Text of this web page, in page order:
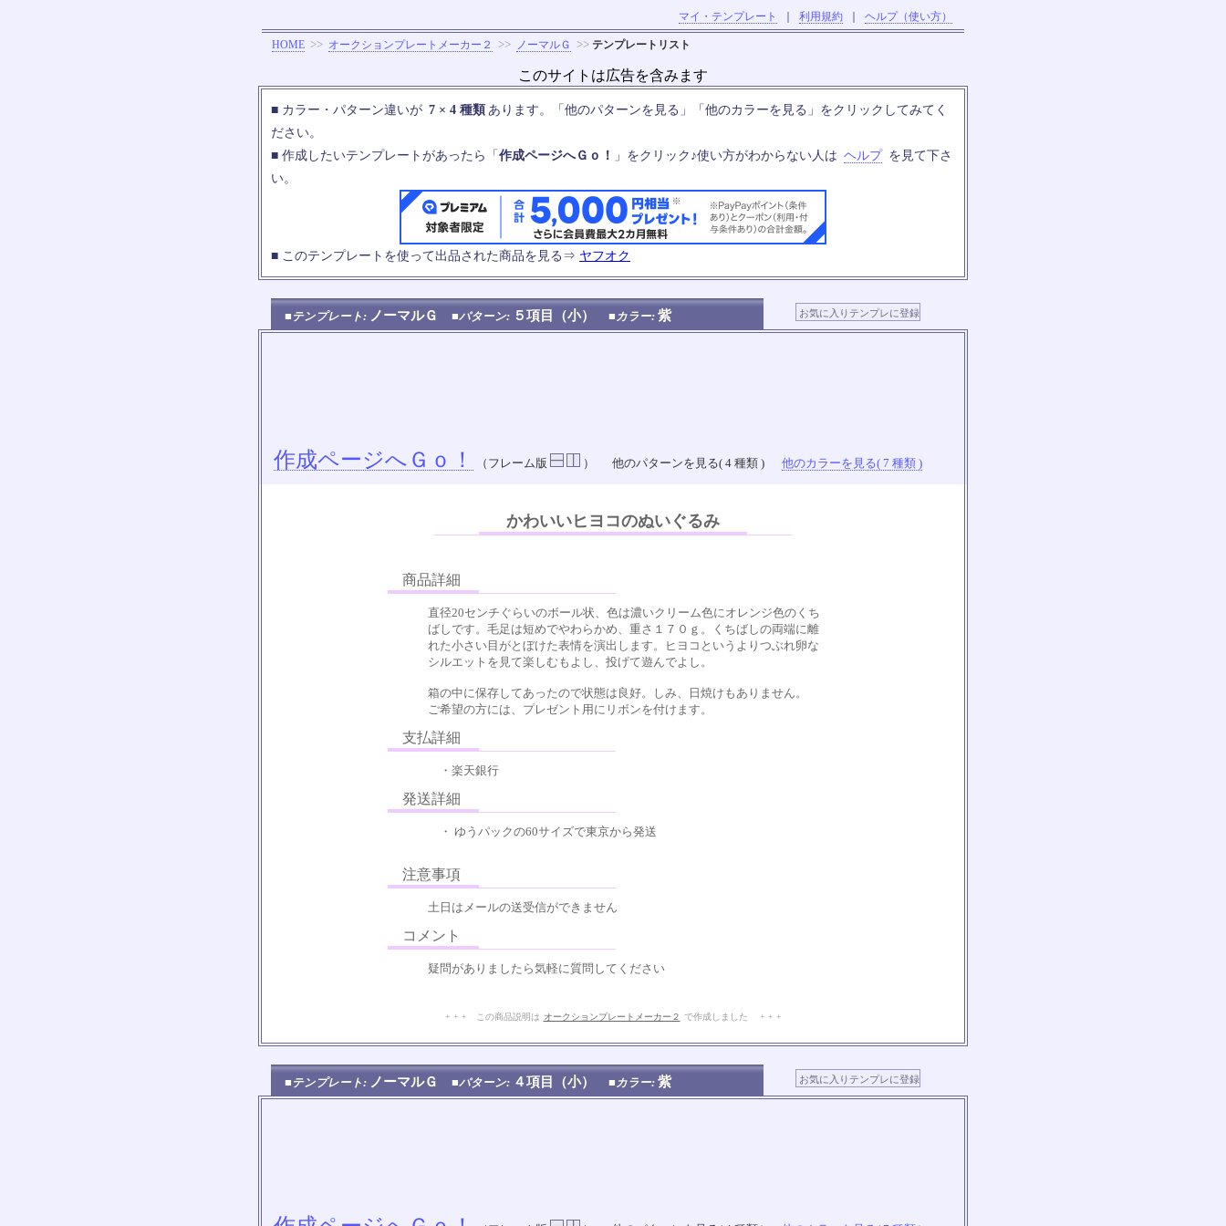
マイ・テンプレート 利用規約 ヘルプ（使い方）
HOME >> オークションプレートメーカー２ >> ノーマルＧ >> テンプレートリスト
このサイトは広告を含みます
■ カラー・パターン違いが 7 × 4 種類 あります。「他のパターンを見る」「他のカラーを見る」をクリックしてみてく
ださい。
■ 作成したいテンプレートがあったら「 作成ページへＧｏ！ 」をクリック♪使い方がわからない人は ヘルプ を見て下さ
い。
■ このテンプレートを使って出品された商品を見る⇒ ヤフオク
■テンプレート: ノーマルＧ ■パターン: ５項目（小） ■カラー: 紫
作成ページへＧｏ！ （フレーム版 ） 他のパターンを見る( 4 種類 ) 他のカラーを見る( 7 種類 )
かわいいヒヨコのぬいぐるみ
商品詳細
直径20センチぐらいのボール状、色は濃いクリーム色にオレンジ色のくち
ばしです。毛足は短めでやわらかめ、重さ１７０ｇ。くちばしの両端に離
れた小さい目がとぼけた表情を演出します。ヒヨコというよりつぶれ卵な
シルエットを見て楽しむもよし、投げて遊んでよし。
箱の中に保存してあったので状態は良好。しみ、日焼けもありません。
ご希望の方には、プレゼント用にリボンを付けます。
支払詳細
・楽天銀行
発送詳細
・ ゆうパックの60サイズで東京から発送
注意事項
土日はメールの送受信ができません
コメント
疑問がありましたら気軽に質問してください
+ + + この商品説明は オークションプレートメーカー２ で作成しました + + +
■テンプレート: ノーマルＧ ■パターン: ４項目（小） ■カラー: 紫